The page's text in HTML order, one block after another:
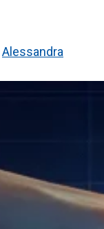
Alessandra